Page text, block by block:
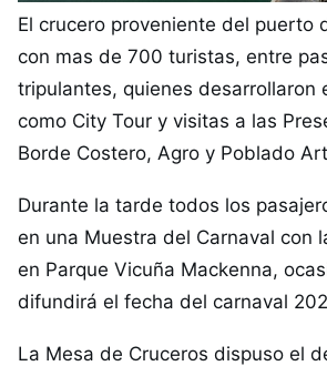
El crucero proveniente del puerto
con mas de 700 turistas, entre
tripulantes, quienes desarrollaron
como City Tour y visitas a las
Borde Costero, Agro y Poblado
Durante la tarde todos los
en una Muestra del Carnaval con
en Parque Vicuña Mackenna,
difundirá el fecha del carnaval
La Mesa de Cruceros dispuso el